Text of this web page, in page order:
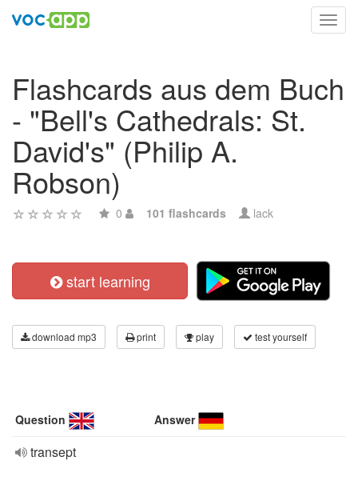
Flashcards aus dem Buch
- "Bell's Cathedrals: St.
David's" (Philip A.
Robson)
0 101 flashcards lack
start learning
download mp3 print play test yourself
Question Answer
transept